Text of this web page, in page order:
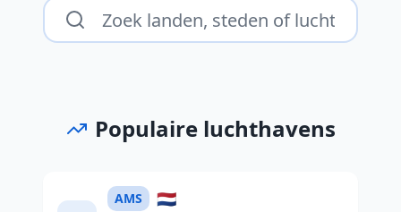
Populaire luchthavens
AMS 🇳🇱